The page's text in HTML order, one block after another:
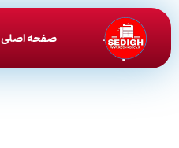
صفحه اصلی